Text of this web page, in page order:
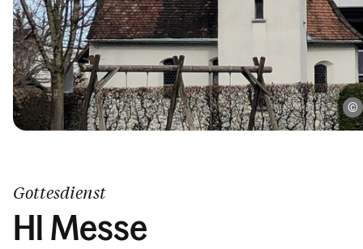
Gottesdienst
Hl Messe